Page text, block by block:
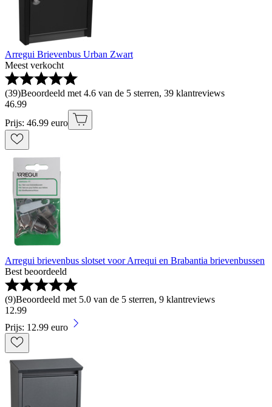
Arregui Brievenbus Urban Zwart
Meest verkocht
(39)Beoordeeld met 4.6 van de 5 sterren, 39 klantreviews
46.99
Prijs: 46.99 euro
Arregui brievenbus slotset voor Arrequi en Brabantia brievenbussen
Best beoordeeld
(9)Beoordeeld met 5.0 van de 5 sterren, 9 klantreviews
12.99
Prijs: 12.99 euro